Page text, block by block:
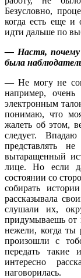
Безусловно,
когда есть еще и
идти дальше по
— Настя, почему
была
— Не могу не
например,
электронным
понимаю, что
жалеть об этом,
следует.
представлять
вытаращенный
лице. Но если
состоянии со
собирать
рассказывала
слушали их,
придумываешь от
нежели, когда ты
произошли с
передать такие
интересно
наговорилась.